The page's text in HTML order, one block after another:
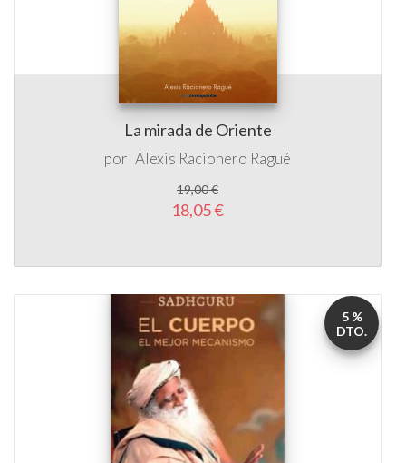
La mirada de Oriente
por Alexis Racionero Ragué
19,00 €
18,05 €
5 %
DTO.